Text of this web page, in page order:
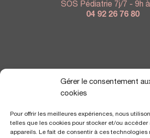
Gérer le consentement
cookies
Pour offrir les meilleures expériences, nous
telles que les cookies pour stocker et/ou accéder
appareils. Le fait de consentir à ces technologies
SOS Pédiatrie 7j/7 - 9h
04 92 26 76 80
NOUS TROUVER